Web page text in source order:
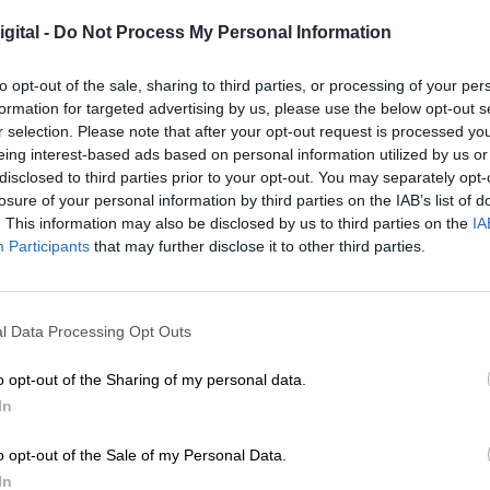
- Do Not Process My Personal Information
opt-out of the sale, sharing to third parties, or processing of your
for targeted advertising by us, please use the below opt-out
selection. Please note that after your opt-out request is processed
interest-based ads based on personal information utilized by us
to third parties prior to your opt-out. You may separately
of your personal information by third parties on the IAB’s list of
This information may also be disclosed by us to third parties on the
Participants that may further disclose it to other third parties.
Data Processing Opt Outs
opt-out of the Sharing of my personal data.
opt-out of the Sale of my Personal Data.
no les afecta la moción", apuntó a
Verdes en Lorca.
ganaderos en Lorca pone de manifiesto
sector
el rechazo oficial del parlamento
sumar las mociones que Vox está
respectivos ayuntamientos
, donde condena
Lorca contra los ganaderos". Para el Diego
violento como una respuesta a la supuesta